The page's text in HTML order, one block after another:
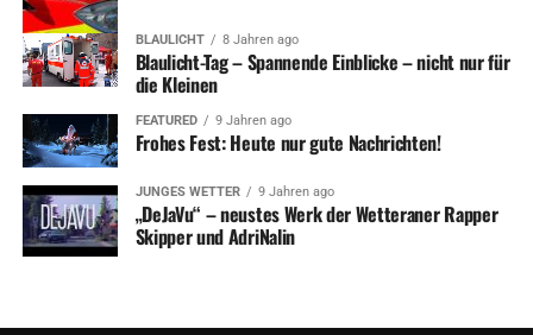
BLAULICHT 8 Jahren ago
Blaulicht-Tag – Spannende Einblicke – nicht nur für
die Kleinen
FEATURED 9 Jahren ago
Frohes Fest: Heute nur gute Nachrichten!
JUNGES WETTER 9 Jahren ago
„DeJaVu“ – neustes Werk der Wetteraner Rapper
Skipper und AdriNalin